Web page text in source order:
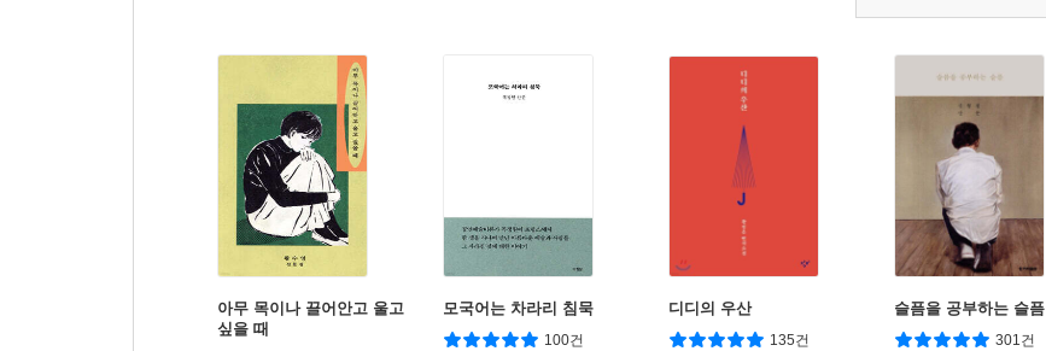
아무 목이나 끌어안고 울고
싶을 때
모국어는 차라리 침묵
100건
디디의 우산
135건
슬픔을 공부하는 슬픔
301건